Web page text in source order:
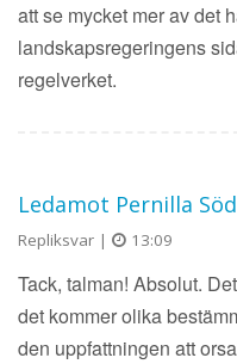
att se mycket mer av det
landskapsregeringens
regelverket.
Ledamot Pernilla
Repliksvar | 13:09
Tack, talman! Absolut.
det kommer olika
den uppfattningen att